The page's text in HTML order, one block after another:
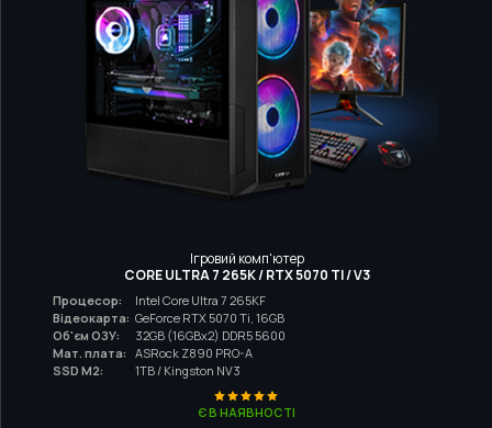
Ігровий комп'ютер
CORE ULTRA 7 265K / RTX 5070 TI / V3
Процесор:
Intel Core Ultra 7 265KF
Відеокарта: GeForce RTX 5070 Ti, 16GB
Об'єм ОЗУ:
32GB (16GBx2) DDR5 5600
Мат. плата:
ASRock Z890 PRO-A
SSD M2:
1TB / Kingston NV3
Є В НАЯВНОСТІ